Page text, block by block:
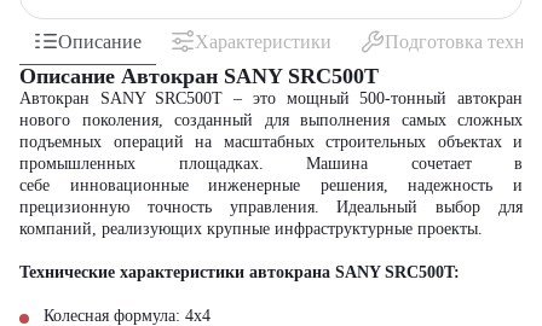
Описание Характеристики Подготовка
Описание Автокран SANY SRC500T
Автокран SANY SRC500T – это мощный 500-тонный автокран
нового поколения, созданный для выполнения самых сложных
подъемных операций на масштабных строительных объектах и
промышленных площадках. Машина сочетает в
себе инновационныеинженерные решения, надежность и
прецизионную точность управления. Идеальный выбор для
компаний, реализующих крупные инфраструктурные проекты.
Технические характеристики автокрана SANY SRC500T:
Колесная формула: 4х4